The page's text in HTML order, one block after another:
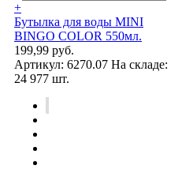
+
Бутылка для воды MINI
BINGO COLOR 550мл.
199,99 руб.
Артикул: 6270.07 На складе:
24 977 шт.